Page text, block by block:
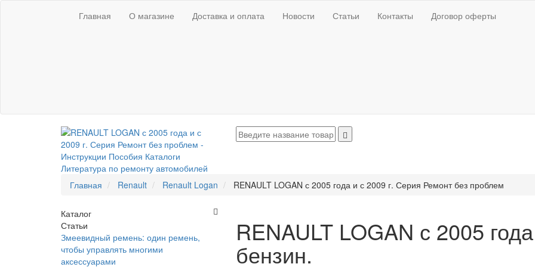
Главная О магазине Доставка и оплата Новости Статьи Контакты Договор оферты
Главная Renault Renault Logan RENAULT LOGAN с 2005 года и с 2009 г. Серия Ремонт без проблем
Каталог
Статьи
Змеевидный ремень: один ремень,
чтобы управлять многими
аксессуарами
RENAULT LOGAN с 2005
бензин.